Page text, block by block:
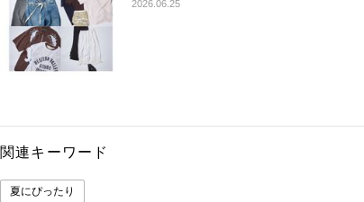
2026.06.25
関連キーワード
夏にぴったり